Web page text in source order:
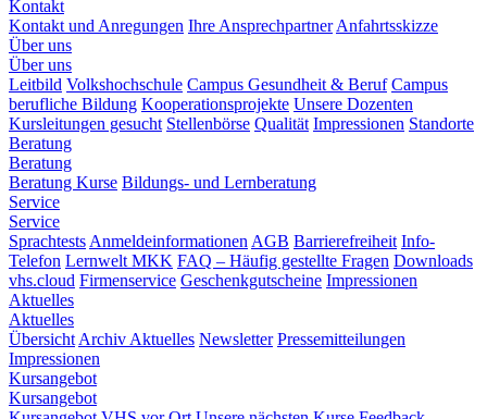
Kontakt
Kontakt und Anregungen Ihre Ansprechpartner Anfahrtsskizze
Über uns
Über uns
Leitbild Volkshochschule Campus Gesundheit & Beruf Campus
berufliche Bildung Kooperationsprojekte Unsere Dozenten
Kursleitungen gesucht Stellenbörse Qualität Impressionen Standorte
Beratung
Beratung
Beratung Kurse Bildungs- und Lernberatung
Service
Service
Sprachtests Anmeldeinformationen AGB Barrierefreiheit Info-
Telefon Lernwelt MKK FAQ – Häufig gestellte Fragen Downloads
vhs.cloud Firmenservice Geschenkgutscheine Impressionen
Aktuelles
Aktuelles
Übersicht Archiv Aktuelles Newsletter Pressemitteilungen
Impressionen
Kursangebot
Kursangebot